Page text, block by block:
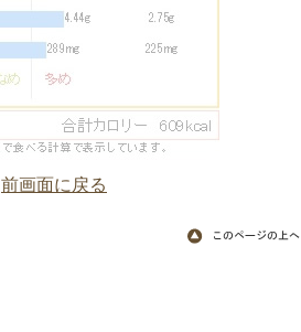
前画面に戻る